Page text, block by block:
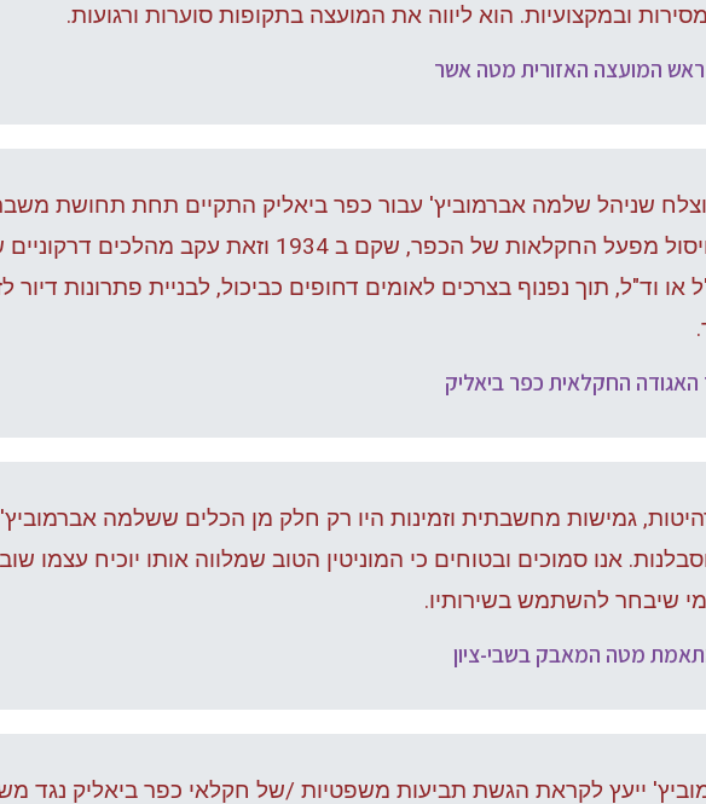
ובמקצועיות. הוא ליווה את המועצה בתקופות סוערות ורגועות.
ראש המועצה האזורית מטה אשר
שניהל שלמה אברמוביץ' עבור כפר ביאליק התקיים תחת תחושת
ממשי של חיסול מפעל החקלאות של הכפר, שקם ב 1934 וזאת
או וד"ל, תוך נפנוף בצרכים לאומים דחופים כביכול, לבניית פתרונות דיור
האגודה החקלאית כפר ביאליק
גמישות מחשבתית וזמינות היו רק חלק מן הכלים ששלמה
אנו סמוכים ובטוחים כי המוניטין הטוב שמלווה אותו יוכיח עצמו
שיבחר להשתמש בשירותיו.
מטה המאבק בשבי-ציון
ייעץ לקראת הגשת תביעות משפטיות /של חקלאי כפר ביאליק נגד